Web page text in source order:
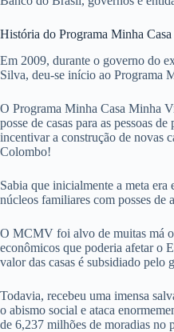
História do Programa Minha
Em 2009, durante o governo do
Silva, deu-se início ao Programa
O Programa Minha Casa Minha
posse de casas para as pessoas
incentivar a construção de novas
Colombo!
Sabia que inicialmente a meta era
núcleos familiares com posses de
O MCMV foi alvo de muitas má
econômicos que poderia afetar o
valor das casas é subsidiado pelo
Todavia, recebeu uma imensa
o abismo social e ataca
de 6,237 milhões de moradias no